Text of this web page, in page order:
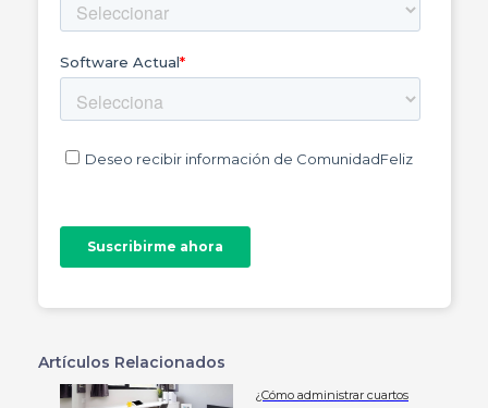
Artículos Relacionados
¿Cómo administrar cuartos